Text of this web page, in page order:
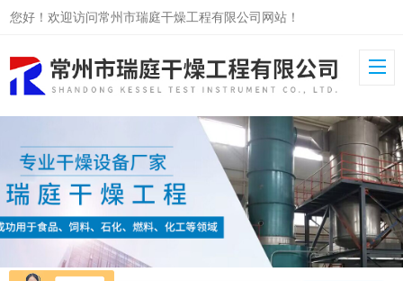
您好！欢迎访问常州市瑞庭干燥工程有限公司网站！